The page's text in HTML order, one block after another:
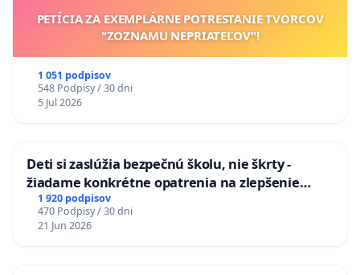
PETÍCIA ZA EXEMPLÁRNE POTRESTANIE TVORCOV
"ZOZNAMU NEPRIATEĽOV"!
1 051 podpisov
548 Podpisy / 30 dni
5 Jul 2026
Deti si zaslúžia bezpečnú školu, nie škrty -
žiadame konkrétne opatrenia na zlepšenie
situácie v školstve
1 920 podpisov
470 Podpisy / 30 dni
21 Jun 2026